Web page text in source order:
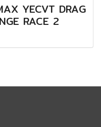
YECVT DRAG
RACE 2